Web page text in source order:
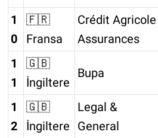
1
0
🇫🇷
Fransa
Crédit Agricole
Assurances
1
1
🇬🇧
İngiltere
Bupa
1
2
🇬🇧
İngiltere
Legal &
General